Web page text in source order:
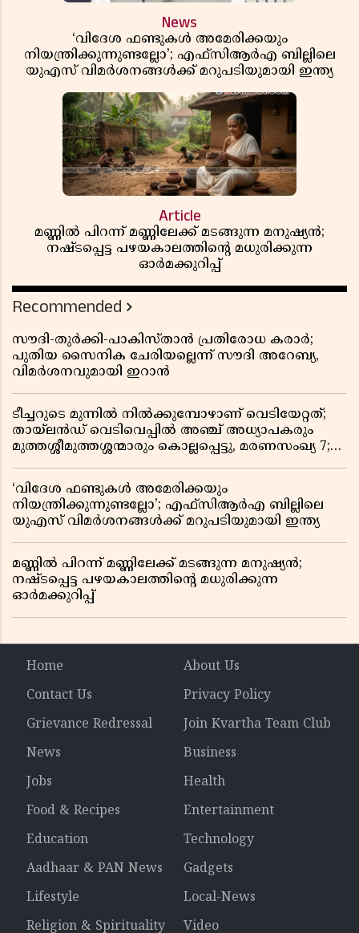
News
‘വിദേശ ഫണ്ടുകൾ അമേരിക്കയും
നിയന്ത്രിക്കുന്നുണ്ടല്ലോ’; എഫ്സിആർഎ ബില്ലിലെ
യുഎസ് വിമർശനങ്ങൾക്ക് മറുപടിയുമായി ഇന്ത്യ
Article
മണ്ണിൽ പിറന്ന് മണ്ണിലേക്ക് മടങ്ങുന്ന മനുഷ്യൻ;
നഷ്ടപ്പെട്ട പഴയകാലത്തിൻ്റെ മധുരിക്കുന്ന
ഓർമക്കുറിപ്പ്
Recommended
സൗദി-തുർക്കി-പാകിസ്താൻ പ്രതിരോധ കരാർ;
പുതിയ സൈനിക ചേരിയല്ലെന്ന് സൗദി അറേബ്യ,
വിമർശനവുമായി ഇറാൻ
ടീച്ചറുടെ മുന്നിൽ നിൽക്കുമ്പോഴാണ് വെടിയേറ്റത്;
തായ്‌ലൻഡ് വെടിവെപ്പിൽ അഞ്ച് അധ്യാപകരും
മുത്തശ്ശീമുത്തശ്ശന്മാരും കൊല്ലപ്പെട്ടു, മരണസംഖ്യ 7;
‘വിദേശ ഫണ്ടുകൾ അമേരിക്കയും
നിയന്ത്രിക്കുന്നുണ്ടല്ലോ’; എഫ്സിആർഎ ബില്ലിലെ
യുഎസ് വിമർശനങ്ങൾക്ക് മറുപടിയുമായി ഇന്ത്യ
മണ്ണിൽ പിറന്ന് മണ്ണിലേക്ക് മടങ്ങുന്ന മനുഷ്യൻ;
നഷ്ടപ്പെട്ട പഴയകാലത്തിൻ്റെ മധുരിക്കുന്ന
ഓർമക്കുറിപ്പ്
Home
About Us
Contact Us
Privacy Policy
Grievance Redressal
Join Kvartha Team Club
News
Business
Jobs
Health
Food & Recipes
Entertainment
Education
Technology
Aadhaar & PAN News
Gadgets
Lifestyle
Local-News
Religion & Spirituality
Video